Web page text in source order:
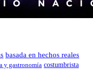
basada en hechos reales
y gastronomía costumbrista